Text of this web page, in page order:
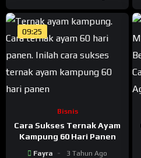
09:25
Bisnis
Cara Sukses Ternak Ayam
Kampung 60 Hari Panen
Fayra 3 Tahun Ago